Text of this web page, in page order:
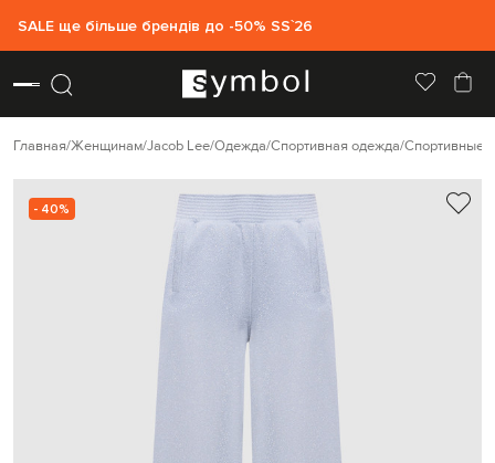
SALE ще більше брендів до -50% SS`26
Главная Женщинам Jacob Lee Одежда Спортивная одежда Спортивные
- 40%